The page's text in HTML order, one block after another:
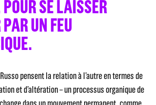
SE LAISSER
UN FEU
pensent la relation à l’autre en termes de
et d’altération – un processus organique de